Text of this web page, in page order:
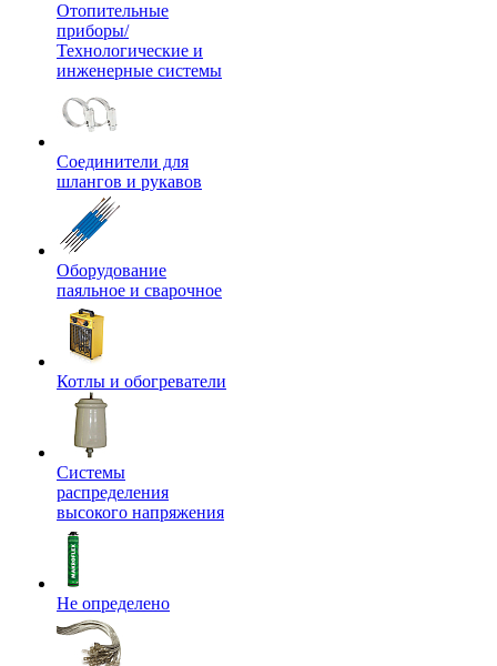
Отопительные
приборы/
Технологические и
инженерные системы
Соединители для
шлангов и рукавов
Оборудование
паяльное и сварочное
Котлы и обогреватели
Системы
распределения
высокого напряжения
Не определено